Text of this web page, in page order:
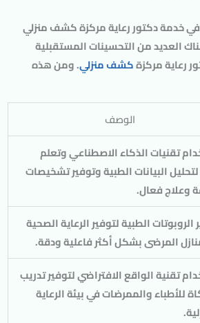
في خدمة دكتور رعاية مركزة كشف منزلي
العديد من التحسينات المستقبلية
رعاية مركزةكشف منزلي. ومن هذه
الوصف
تقنيات الذكاء الاصطناعي وتعلم
لتحليل البيانات الطبية وتوفير تشخيصات
وعلاج فعال.
الروبوتات الطبية لتوفير الرعاية الصحية
المرضى بشكل أكثر فاعلية ودقة.
تقنية الواقع الافتراضي لتوفير تدريب
للأطباء والممرضات في بيئة الرعاية